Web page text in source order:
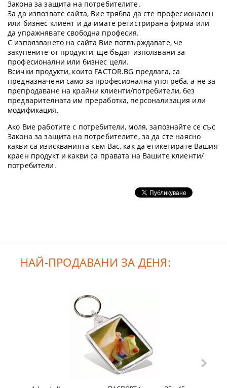
Закона за защита на потребителите.
За да изпозвате сайта, Вие трябва да сте професионален
или бизнес клиент и да имате регистрирана фирма или
да упражнявате свободна професия.
С използването на сайта Вие потвърждавате, че
закупените от продукти, ще бъдат използвани за
професионални или бизнес цели.
Всички продукти, които FACTOR.BG предлага, са
предназначени само за професионална употреба, а не за
препродаване на крайни клиенти/потребители, без
предварителната им преработка, персонализация или
модификация.
Ако Вие работите с потребители, моля, запознайте се със
Закона за защита на потребителите, за да сте наясно
какви са изискванията към Вас, как да етикетирате Вашия
краен продукт и какви са правата на Вашите клиенти/
потребители.
НАЙ-ПРОДАВАНИ ЗА ДЕНЯ: